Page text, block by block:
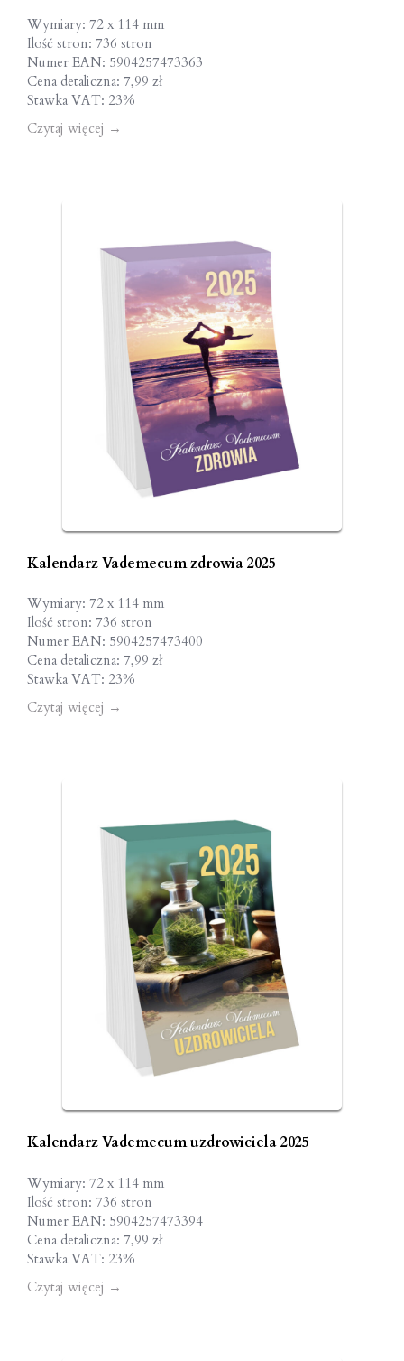
Wymiary: 72 x 114 mm
Ilość stron: 736 stron
Numer EAN: 5904257473363
Cena detaliczna: 7,99 zł
Stawka VAT: 23%
Czytaj więcej →
Kalendarz Vademecum zdrowia 2025
Wymiary: 72 x 114 mm
Ilość stron: 736 stron
Numer EAN: 5904257473400
Cena detaliczna: 7,99 zł
Stawka VAT: 23%
Czytaj więcej →
Kalendarz Vademecum uzdrowiciela 2025
Wymiary: 72 x 114 mm
Ilość stron: 736 stron
Numer EAN: 5904257473394
Cena detaliczna: 7,99 zł
Stawka VAT: 23%
Czytaj więcej →